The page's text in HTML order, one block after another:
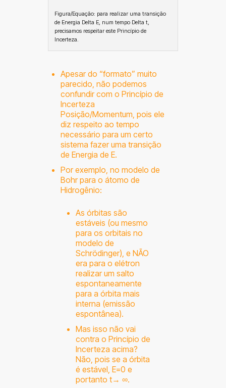
Figura/Equação: para realizar uma transição
de Energia Delta E, num tempo Delta t,
precisamos respeitar este Princípio de
Incerteza.
Apesar do “formato” muito
parecido, não podemos
confundir com o Princípio de
Incerteza
Posição/Momentum, pois ele
diz respeito ao tempo
necessário para um certo
sistema fazer uma transição
de Energia de E.
Por exemplo, no modelo de
Bohr para o átomo de
Hidrogênio:
As órbitas são
estáveis (ou mesmo
para os orbitais no
modelo de
Schrödinger), e NÃO
era para o elétron
realizar um salto
espontaneamente
para a órbita mais
interna (emissão
espontânea).
Mas isso não vai
contra o Princípio de
Incerteza acima?
Não, pois se a órbita
é estável, E=0 e
portanto t→ ∞.